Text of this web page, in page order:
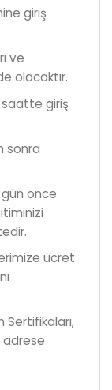
giriş
ve
olacaktır.
saatte giriş
sonra
önce
ücret
Sertifikaları,
adrese